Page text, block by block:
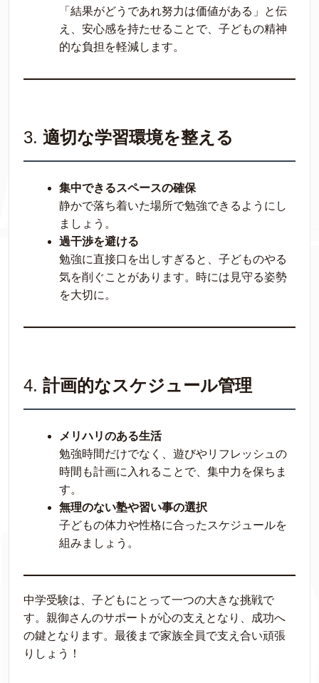
「結果がどうであれ努力は価値がある」と伝
え、安心感を持たせることで、子どもの精神
的な負担を軽減します。
3. 適切な学習環境を整える
集中できるスペースの確保
静かで落ち着いた場所で勉強できるようにし
ましょう。
過干渉を避ける
勉強に直接口を出しすぎると、子どものやる
気を削ぐことがあります。時には見守る姿勢
を大切に。
4. 計画的なスケジュール管理
メリハリのある生活
勉強時間だけでなく、遊びやリフレッシュの
時間も計画に入れることで、集中力を保ちま
す。
無理のない塾や習い事の選択
子どもの体力や性格に合ったスケジュールを
組みましょう。
中学受験は、子どもにとって一つの大きな挑戦で
す。親御さんのサポートが心の支えとなり、成功へ
の鍵となります。最後まで家族全員で支え合い頑張
りしょう！